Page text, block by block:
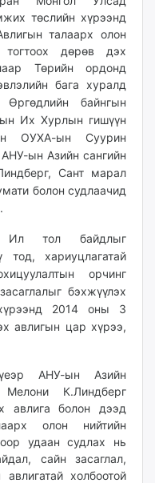
төслийн хүрээнд
талаарх олон
тогтоох дөрөв дэх
Төрийн ордонд
бага хуралд
байнгын
Их Хурлын гишүүн
ОУХА-ын Суурин
ын Азийн сангийн
Сант марал
болон судлаачид
Ил тол байдлыг
хариуцлагатай
орчинг
бэхжүүлэх
2014 оны 3
авлигын цар хүрээ,
АНУ-ын Азийн
К.Линдберг
авлига болон дээд
олон нийтийн
удаан судлах нь
сайн засаглал,
холбоотой